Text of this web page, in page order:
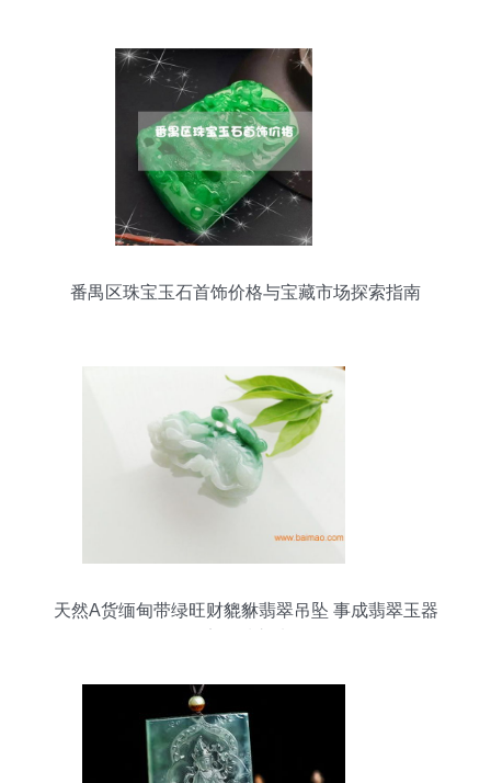
番禺区珠宝玉石首饰价格与宝藏市场探索指南
天然A货缅甸带绿旺财貔貅翡翠吊坠 事成翡翠玉器